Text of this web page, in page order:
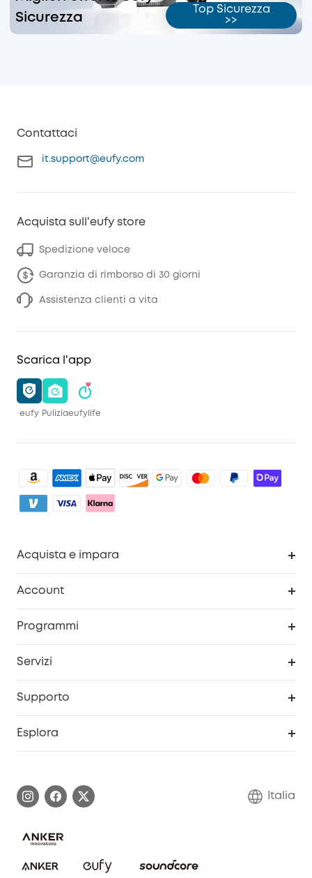
Sicurezza
Top Sicurezza
>>
Contattaci
it.support@eufy.com
Acquista sull'eufy store
Spedizione veloce
Garanzia di rimborso di 30 giorni
Assistenza clienti a vita
Scarica l'app
eufy Puliziaeufylife
Acquista e impara
Account
Programmi
Servizi
Supporto
Annulla ordine
Esplora
Contattaci
Italia